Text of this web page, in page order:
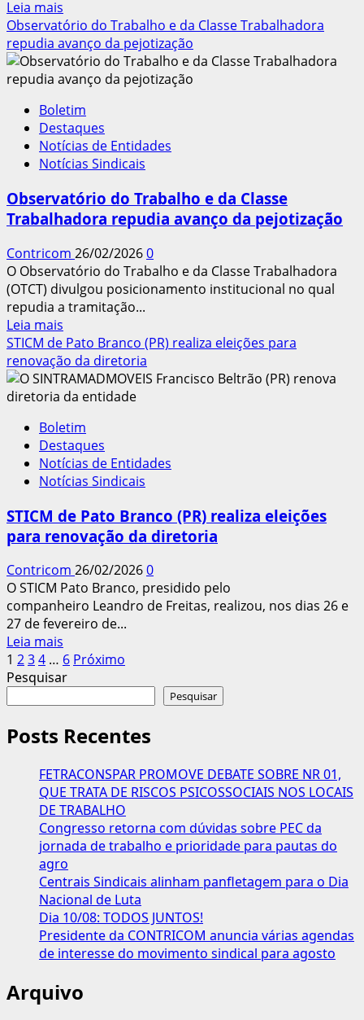
Leia mais
mais
sobre
Conferência
Nacional
Trabalho
termina
com
aprovação
propostas
para
mercado
de
trabalho
Observatório do Trabalho e da Classe Trabalhadora
repudia avanço da pejotização
Boletim
Destaques
Notícias de Entidades
Notícias Sindicais
Observatório do Trabalho e da Classe
Trabalhadora repudia avanço da pejotização
Contricom 26/02/20260
O Observatório do Trabalho e da Classe Trabalhadora
(OTCT) divulgou posicionamento institucional no qual
repudia a tramitação...
Leia mais
mais
sobre
Observatório
do
e
da
Classe
Trabalhadora
avanço
da
STICM de Pato Branco (PR) realiza eleições para
renovação da diretoria
Boletim
Destaques
Notícias de Entidades
Notícias Sindicais
STICM de Pato Branco (PR) realiza eleições
para renovação da diretoria
Contricom 26/02/20260
O STICM Pato Branco, presidido pelo
companheiro Leandro de Freitas, realizou, nos dias 26 e
27 de fevereiro de...
Leia mais
mais
sobre
Pato
Branco
(PR)
realiza
eleições
para
renovação
da
diretoria
Paginação
dos
1 234 … 6 Próximo
Pesquisar
Pesquisar
Posts Recentes
FETRACONSPAR PROMOVE DEBATE SOBRE NR 01,
QUE TRATA DE RISCOS PSICOSSOCIAIS NOS LOCAIS
DE TRABALHO
Congresso retorna com dúvidas sobre PEC da
jornada de trabalho e prioridade para pautas do
agro
Centrais Sindicais alinham panfletagem para o Dia
Nacional de Luta
Dia 10/08: TODOS JUNTOS!
Presidente da CONTRICOM anuncia várias agendas
de interesse do movimento sindical para agosto
Arquivo